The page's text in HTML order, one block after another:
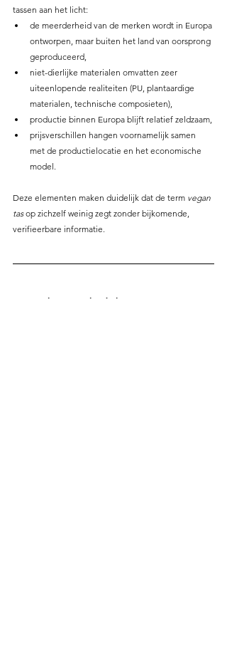
tassen aan het licht:
de meerderheid van de merken wordt in Europa
ontworpen, maar buiten het land van oorsprong
geproduceerd,
niet-dierlijke materialen omvatten zeer
uiteenlopende realiteiten (PU, plantaardige
materialen, technische composieten),
productie binnen Europa blijft relatief zeldzaam,
prijsverschillen hangen voornamelijk samen
met de productielocatie en het economische
model.
Deze elementen maken duidelijk dat de term vegan
tas op zichzelf weinig zegt zonder bijkomende,
verifieerbare informatie.
Essentiële criteria bij de keuze van een vegan